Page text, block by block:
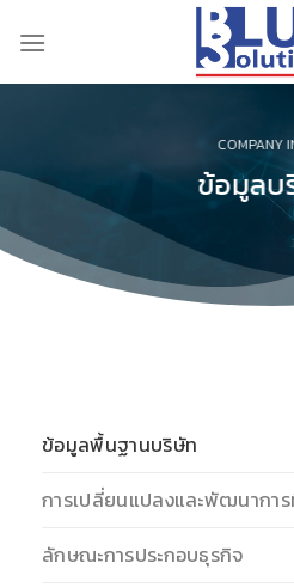
COMPANY
ข้อมูลบ
ข้อมูลพื้นฐานบริษัท
การเปลี่ยนแปลงและพัฒนากา
ลักษณะการประกอบธุรกิจ